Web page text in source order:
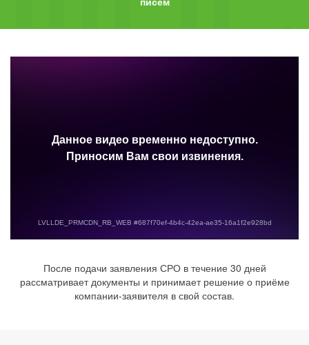
После подачи заявления СРО в течение 30 дней
рассматривает документы и принимает решение о приёме
компании-заявителя в свой состав.